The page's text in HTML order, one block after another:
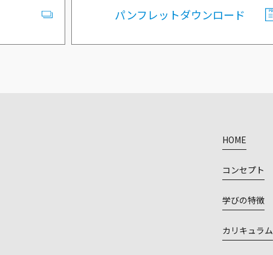
パンフレットダウンロード
HOME
コンセプト
学びの特徴
カリキュラム